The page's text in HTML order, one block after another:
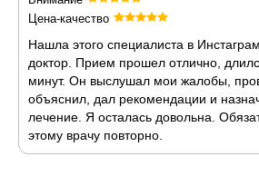
Цена-качество
Нашла этого специалиста в
доктор. Прием прошел отлично,
минут. Он выслушал мои жалобы,
объяснил, дал рекомендации и
лечение. Я осталась довольна.
этому врачу повторно.